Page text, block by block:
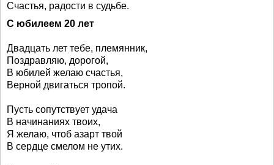
Счастья, радости в судьбе.
С юбилеем 20 лет
Двадцать лет тебе, племянник,
Поздравляю, дорогой,
В юбилей желаю счастья,
Верной двигаться тропой.
Пусть сопутствует удача
В начинаниях твоих,
Я желаю, чтоб азарт твой
В сердце смелом не утих.